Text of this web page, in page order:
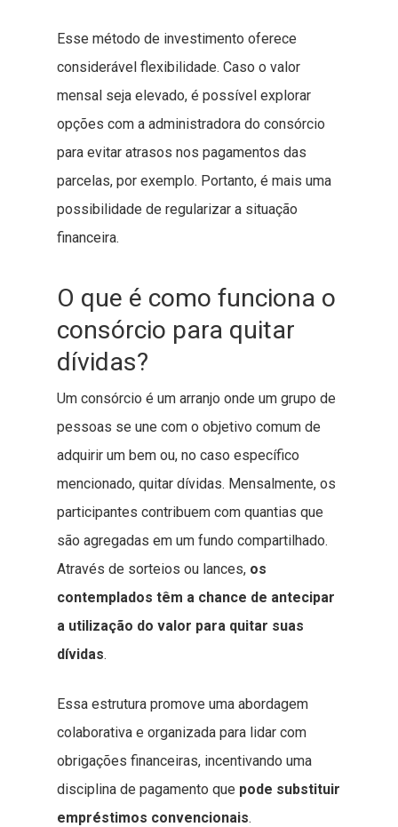
Esse método de investimento oferece
considerável flexibilidade. Caso o valor
mensal seja elevado, é possível explorar
opções com a administradora do consórcio
para evitar atrasos nos pagamentos das
parcelas, por exemplo. Portanto, é mais uma
possibilidade de regularizar a situação
financeira.
O que é como funciona o
consórcio para quitar
dívidas?
Um consórcio é um arranjo onde um grupo de
pessoas se une com o objetivo comum de
adquirir um bem ou, no caso específico
mencionado, quitar dívidas. Mensalmente, os
participantes contribuem com quantias que
são agregadas em um fundo compartilhado.
Através de sorteios ou lances, os
contemplados têm a chance de antecipar
a utilização do valor para quitar suas
dívidas.
Essa estrutura promove uma abordagem
colaborativa e organizada para lidar com
obrigações financeiras, incentivando uma
disciplina de pagamento que pode substituir
empréstimos convencionais.